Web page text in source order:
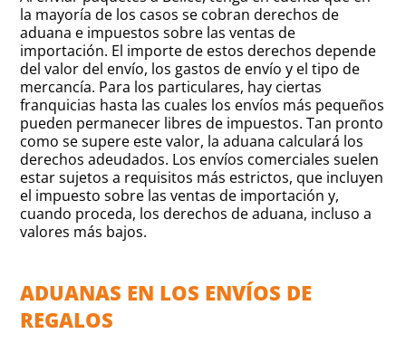
la mayoría de los casos se cobran derechos de
aduana e impuestos sobre las ventas de
importación. El importe de estos derechos depende
del valor del envío, los gastos de envío y el tipo de
mercancía. Para los particulares, hay ciertas
franquicias hasta las cuales los envíos más pequeños
pueden permanecer libres de impuestos. Tan pronto
como se supere este valor, la aduana calculará los
derechos adeudados. Los envíos comerciales suelen
estar sujetos a requisitos más estrictos, que incluyen
el impuesto sobre las ventas de importación y,
cuando proceda, los derechos de aduana, incluso a
valores más bajos.
ADUANAS EN LOS ENVÍOS DE
REGALOS